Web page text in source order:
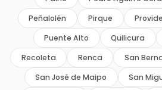
Peñalolén
Pirque
Puente Alto
Quilicura
Recoleta
Renca San
San José de Maipo
San